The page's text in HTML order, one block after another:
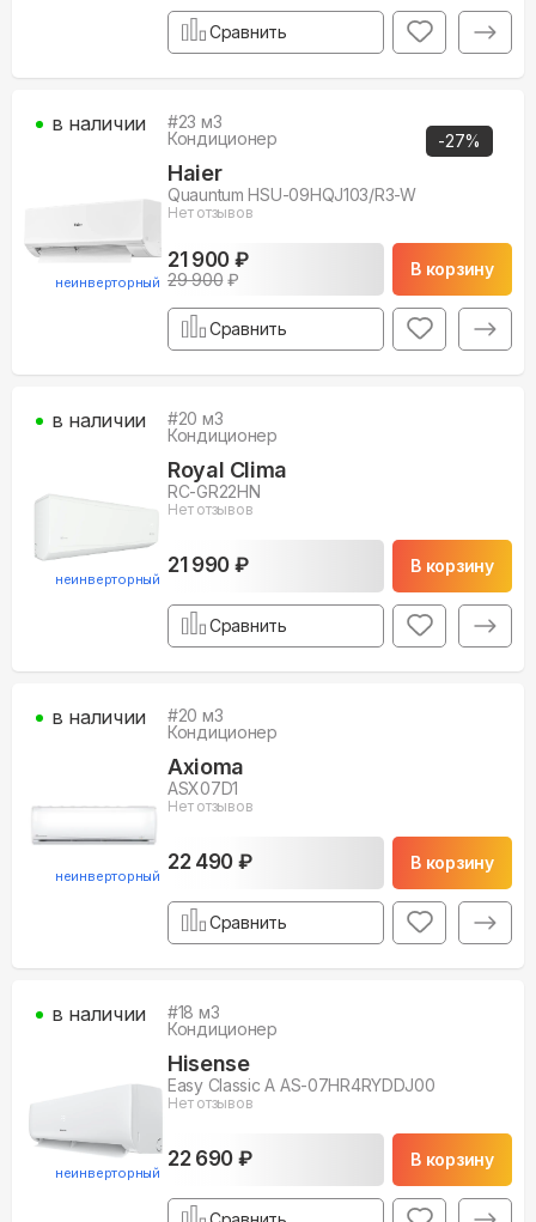
Сравнить
-27%
неинверторный
#23 м3
Кондиционер
Haier
Quauntum HSU-09HQJ103/R3-W
Нет отзывов
21 900 ₽
29 900₽
В корзину
в наличии
Сравнить
неинверторный
#20 м3
Кондиционер
Royal Clima
RC-GR22HN
Нет отзывов
21 990 ₽ В корзину
в наличии
Сравнить
неинверторный
#20 м3
Кондиционер
Axioma
ASX07D1
Нет отзывов
22 490 ₽ В корзину
в наличии
Сравнить
неинверторный
#18 м3
Кондиционер
Hisense
Easy Classic A AS-07HR4RYDDJ00
Нет отзывов
22 690 ₽ В корзину
в наличии